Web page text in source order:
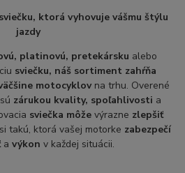
ktorá vyhovuje vášmu štýlu
jazdy
platinovú, pretekársku alebo
sviečku, náš sortiment zahŕňa
motocyklovna trhu. Overené
sú zárukou kvality, spoľahlivosti a
sviečka môževýrazne zlepšiť
takú, ktorá vašej motorke zabezpečí
a výkon v každej situácii.